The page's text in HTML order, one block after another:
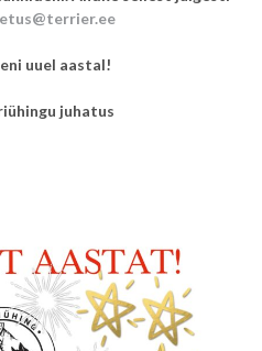
uuel aastal!
juhatus